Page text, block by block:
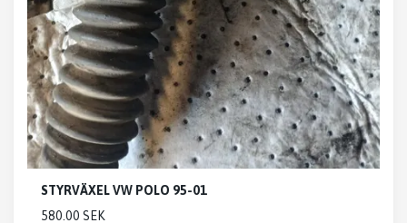
STYRVÄXEL VW POLO 95-01
580.00 SEK